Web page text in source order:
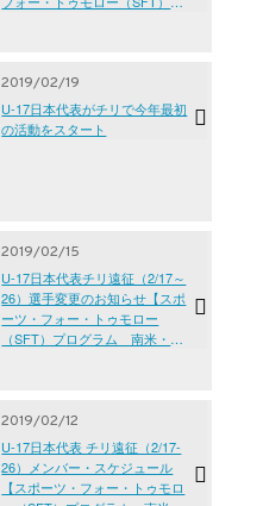
2019/02/19
U-17日本代表がチリで今年最初
の活動をスタート
2019/02/15
U-17日本代表チリ遠征（2/17～
26）選手変更のお知らせ【スポ
ーツ・フォー・トゥモロー
（SFT）プログラム 南米・日
2019/02/12
U-17日本代表 チリ遠征（2/17-
26）メンバー・スケジュール
【スポーツ・フォー・トゥモロ